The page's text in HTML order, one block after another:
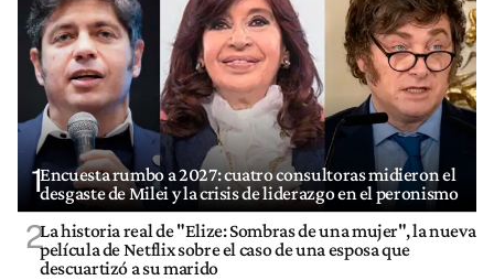
1Encuesta rumbo a 2027: cuatro consultoras midieron el
desgaste de Milei y la crisis de liderazgo en el peronismo
2La historia real de "Elize: Sombras de una mujer", la nueva
película de Netflix sobre el caso de una esposa que
descuartizó a su marido